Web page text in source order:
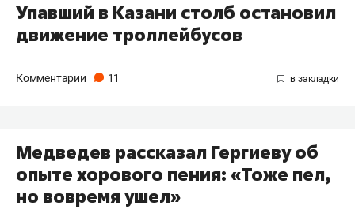
Упавший в Казани столб остановил
движение троллейбусов
Комментарии 11
Медведев рассказал Гергиеву об
опыте хорового пения: «Тоже пел,
но вовремя ушел»